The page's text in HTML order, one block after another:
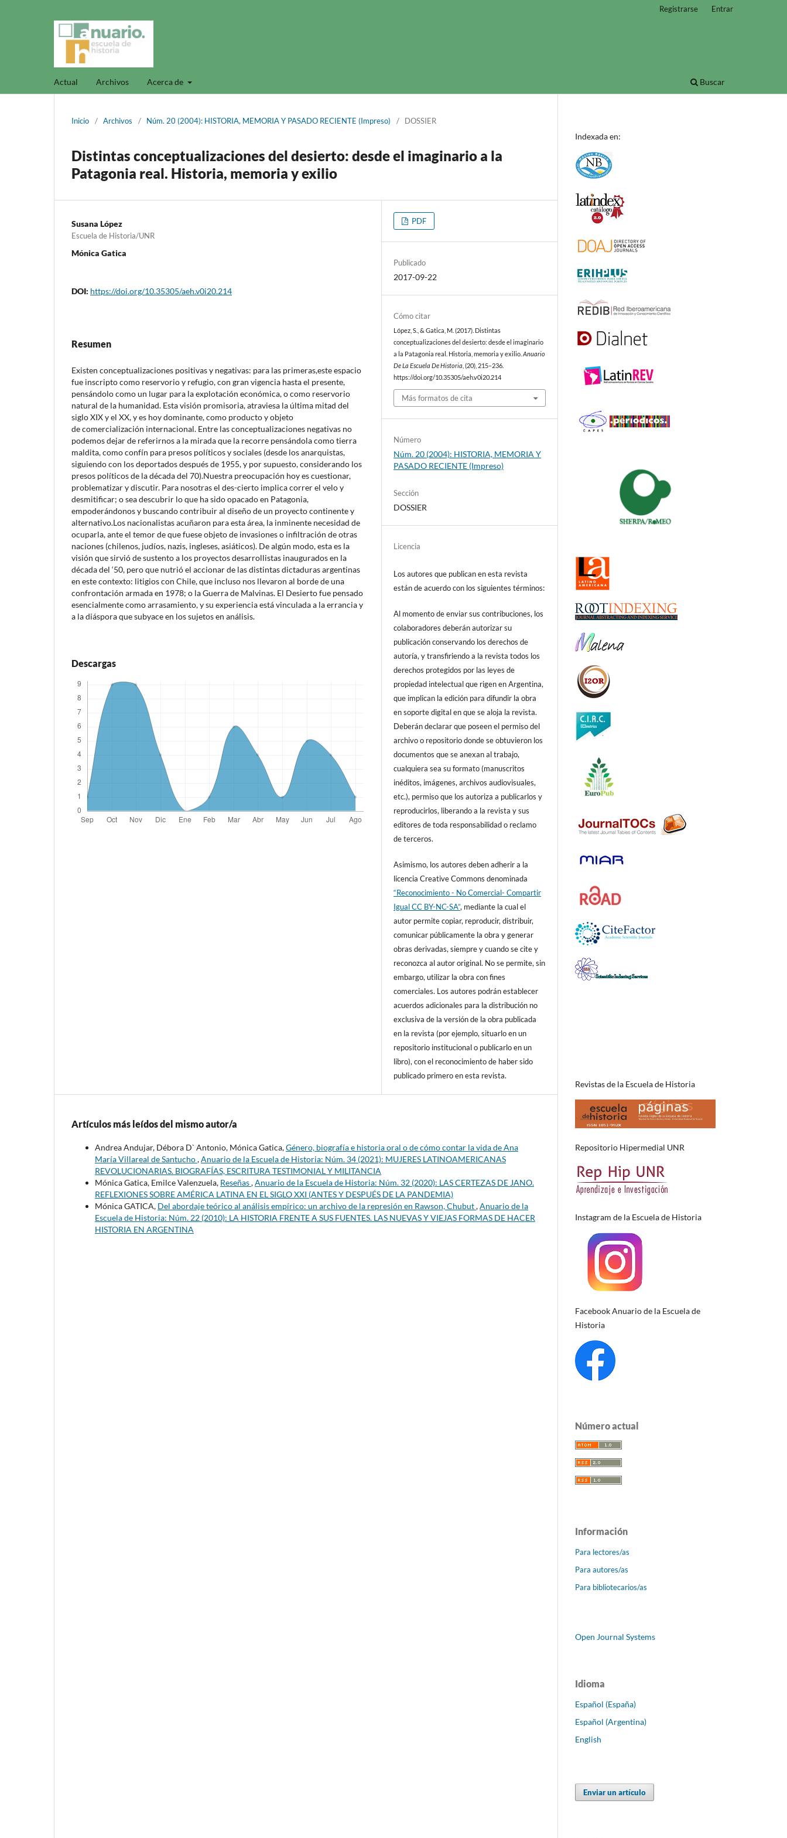
Actual Archivos Acerca de Buscar
Registrarse Entrar
Inicio / Archivos / Núm. 20 (2004): HISTORIA, MEMORIA Y PASADO RECIENTE (Impreso) / DOSSIER
Distintas conceptualizaciones del desierto: desde el imaginario a la
Patagonia real. Historia, memoria y exilio
Susana López
Escuela de Historia/UNR
Mónica Gatica
DOI: https://doi.org/10.35305/aeh.v0i20.214
Resumen
Existen conceptualizaciones positivas y negativas: para las primeras,este espacio
fue inscripto como reservorio y refugio, con gran vigencia hasta el presente,
pensándolo como un lugar para la explotación económica, o como reservorio
natural de la humanidad. Esta visión promisoria, atraviesa la última mitad del
siglo XIX y el XX, y es hoy dominante, como producto y objeto
de comercialización internacional. Entre las conceptualizaciones negativas no
podemos dejar de referirnos a la mirada que la recorre pensándola como tierra
maldita, como confín para presos políticos y sociales (desde los anarquistas,
siguiendo con los deportados después de 1955, y por supuesto, considerando los
presos políticos de la década del 70).Nuestra preocupación hoy es cuestionar,
problematizar y discutir. Para nosotras el des-cierto implica correr el velo y
desmitificar; o sea descubrir lo que ha sido opacado en Patagonia,
empoderándonos y buscando contribuir al diseño de un proyecto continente y
alternativo.Los nacionalistas acuñaron para esta área, la inminente necesidad de
ocuparla, ante el temor de que fuese objeto de invasiones o infiltración de otras
naciones (chilenos, judíos, nazis, ingleses, asiáticos). De algún modo, esta es la
visión que sirvió de sustento a los proyectos desarrollistas inaugurados en la
década del ‘50, pero que nutrió el accionar de las distintas dictaduras argentinas
en este contexto: litigios con Chile, que incluso nos llevaron al borde de una
confrontación armada en 1978; o la Guerra de Malvinas. El Desierto fue pensado
esencialmente como arrasamiento, y su experiencia está vinculada a la errancia y
a la diáspora que subyace en los sujetos en análisis.
Descargas
PDF
Publicado
2017-09-22
Cómo citar
López, S., & Gatica, M. (2017). Distintas
conceptualizaciones del desierto: desde el imaginario
a la Patagonia real. Historia, memoria y exilio.Anuario
De La Escuela De Historia , (20), 215–236.
https://doi.org/10.35305/aeh.v0i20.214
Más formatos de cita
Número
Núm. 20 (2004): HISTORIA, MEMORIA Y
PASADO RECIENTE (Impreso)
Sección
DOSSIER
Licencia
Los autores que publican en esta revista
están de acuerdo con los siguientes términos:
Al momento de enviar sus contribuciones, los
colaboradores deberán autorizar su
publicación conservando los derechos de
autoría, y transfiriendo a la revista todos los
derechos protegidos por las leyes de
propiedad intelectual que rigen en Argentina,
que implican la edición para difundir la obra
en soporte digital en que se aloja la revista.
Deberán declarar que poseen el permiso del
archivo o repositorio donde se obtuvieron los
documentos que se anexan al trabajo,
cualquiera sea su formato (manuscritos
inéditos, imágenes, archivos audiovisuales,
etc.), permiso que los autoriza a publicarlos y
reproducirlos, liberando a la revista y sus
editores de toda responsabilidad o reclamo
de terceros.
Asimismo, los autores deben adherir a la
licencia Creative Commons denominada
“Reconocimiento - No Comercial- Compartir
Igual CC BY-NC-SA”, mediante la cual el
autor permite copiar, reproducir, distribuir,
comunicar públicamente la obra y generar
obras derivadas, siempre y cuando se cite y
reconozca al autor original. No se permite, sin
embargo, utilizar la obra con fines
comerciales. Los autores podrán establecer
acuerdos adicionales para la distribución no
exclusiva de la versión de la obra publicada
en la revista (por ejemplo, situarlo en un
repositorio institucional o publicarlo en un
libro), con el reconocimiento de haber sido
publicado primero en esta revista.
Artículos más leídos del mismo autor/a
Andrea Andujar, Débora D` Antonio, Mónica Gatica,Género, biografía e historia oral o de cómo contar la vida de Ana
María Villareal de Santucho,Anuario de la Escuela de Historia: Núm. 34 (2021): MUJERES LATINOAMERICANAS
REVOLUCIONARIAS. BIOGRAFÍAS, ESCRITURA TESTIMONIAL Y MILITANCIA
Mónica Gatica, Emilce Valenzuela, Reseñas,Anuario de la Escuela de Historia: Núm. 32 (2020): LAS CERTEZAS DE JANO.
REFLEXIONES SOBRE AMÉRICA LATINA EN EL SIGLO XXI (ANTES Y DESPUÉS DE LA PANDEMIA)
Mónica GATICA, Del abordaje teórico al análisis empírico: un archivo de la represión en Rawson, Chubut,Anuario de la
Escuela de Historia: Núm. 22 (2010): LA HISTORIA FRENTE A SUS FUENTES. LAS NUEVAS Y VIEJAS FORMAS DE HACER
HISTORIA EN ARGENTINA
Indexada en:
Revistas de la Escuela de Historia
Repositorio Hipermedial UNR
Instagram de la Escuela de Historia
Facebook Anuario de la Escuela de
Historia
Número actual
Información
Para lectores/as
Para autores/as
Para bibliotecarios/as
Open Journal Systems
Idioma
Español (España)
Español (Argentina)
English
Enviar un artículo